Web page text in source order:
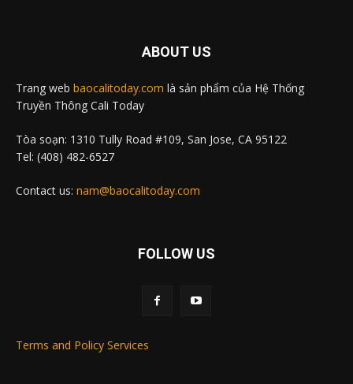
ABOUT US
Trang web baocalitoday.com là sản phẩm của Hệ Thống
Truyền Thông Cali Today
Tòa soạn: 1310 Tully Road #109, San Jose, CA 95122
Tel: (408) 482-6527
Contact us: nam@baocalitoday.com
FOLLOW US
Terms and Policy Services